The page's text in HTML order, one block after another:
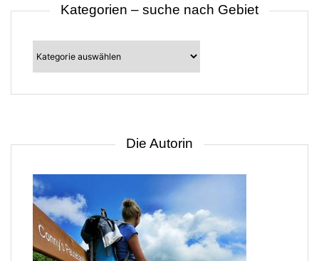
Kategorien – suche nach Gebiet
Kategorien
–
suche
nach
Die Autorin